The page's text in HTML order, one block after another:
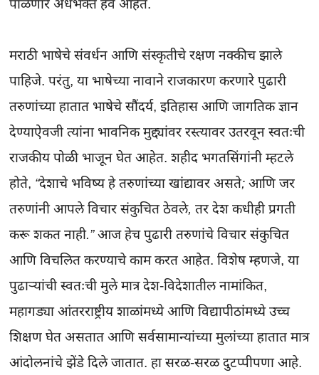
पाळणारे अंधभक्त हवे आहेत.
मराठी भाषेचे संवर्धन आणि संस्कृतीचे रक्षण नक्कीच झाले
पाहिजे. परंतु, या भाषेच्या नावाने राजकारण करणारे पुढारी
तरुणांच्या हातात भाषेचे सौंदर्य, इतिहास आणि जागतिक ज्ञान
देण्याऐवजी त्यांना भावनिक मुद्द्यांवर रस्त्यावर उतरवून स्वतःची
राजकीय पोळी भाजून घेत आहेत. शहीद भगतसिंगांनी म्हटले
होते, “देशाचे भविष्य हे तरुणांच्या खांद्यावर असते; आणि जर
तरुणांनी आपले विचार संकुचित ठेवले, तर देश कधीही प्रगती
करू शकत नाही.” आज हेच पुढारी तरुणांचे विचार संकुचित
आणि विचलित करण्याचे काम करत आहेत. विशेष म्हणजे, या
पुढाऱ्यांची स्वतःची मुले मात्र देश-विदेशातील नामांकित,
महागड्या आंतरराष्ट्रीय शाळांमध्ये आणि विद्यापीठांमध्ये उच्च
शिक्षण घेत असतात आणि सर्वसामान्यांच्या मुलांच्या हातात मात्र
आंदोलनांचे झेंडे दिले जातात. हा सरळ-सरळ दुटप्पीपणा आहे.